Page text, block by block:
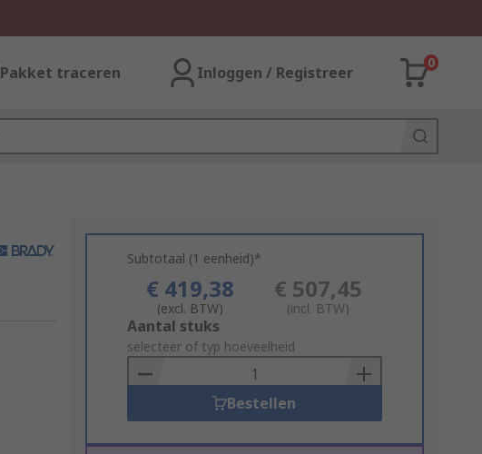
Pakket traceren Inloggen / Registreer
0
Subtotaal (1 eenheid)*
€ 419,38
(excl. BTW)
€ 507,45
(incl. BTW)
Add
to
Basket
Aantal stuks
selecteer of typ hoeveelheid
Bestellen